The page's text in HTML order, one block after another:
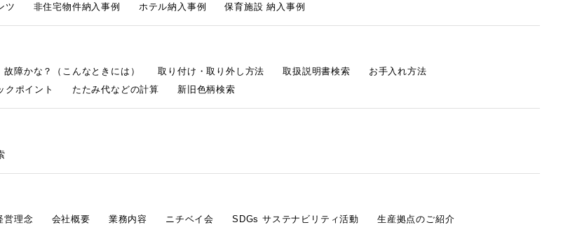
ツ 非住宅物件納入事例 ホテル納入事例 保育施設 納入事例
故障かな？（こんなときには） 取り付け・取り外し方法 取扱説明書検索
お手入れ方法
クポイント たたみ代などの計算 新旧色柄検索
営理念 会社概要 業務内容 ニチベイ会 SDGs サステナビリティ活動 生産拠点のご紹介